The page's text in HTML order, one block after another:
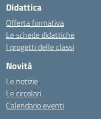
Didattica
Offerta formativa
Le schede didattiche
I progetti delle classi
Novità
Le notizie
Le circolari
Calendario eventi